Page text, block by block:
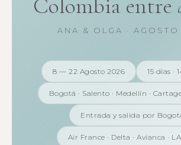
Colombia entre
ANA & OLGA ·
8 — 22 Agosto 2026 15 días ·
Bogotá · Salento · Medellín ·
Entrada y salida por
Air France · Delta · Avianca ·